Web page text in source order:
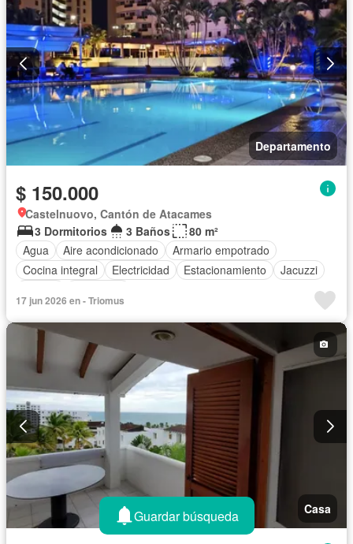
Departamento
$ 150.000
Castelnuovo, Cantón de Atacames
3 Dormitorios
3 Baños
80 m²
Agua
Aire acondicionado
Armario empotrado
Cocina integral
Electricidad Estacionamiento
Jacuzzi
17 jun 2026 en - Triomus
Casa
Guardar búsqueda